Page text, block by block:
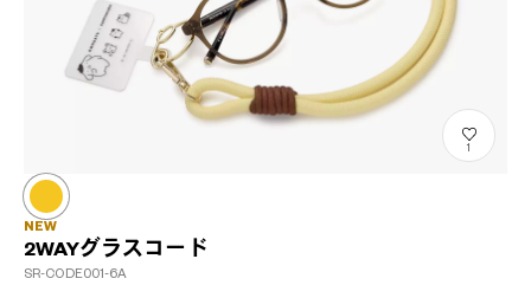
1
NEW
2WAYグラスコード
SR-CODE001-6A